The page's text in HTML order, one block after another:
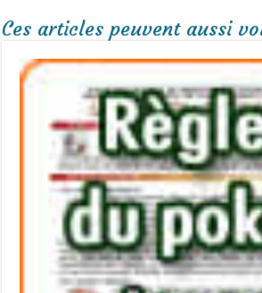
Ces articles peuvent aussi